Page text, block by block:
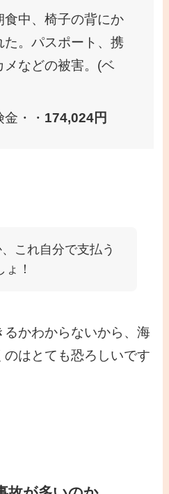
食中、椅子の背にか
た。パスポート、携
メなどの被害。(ベ
・・ 174,024円
これ自分で支払う
！
かわからないから、海
はとても恐ろしいです